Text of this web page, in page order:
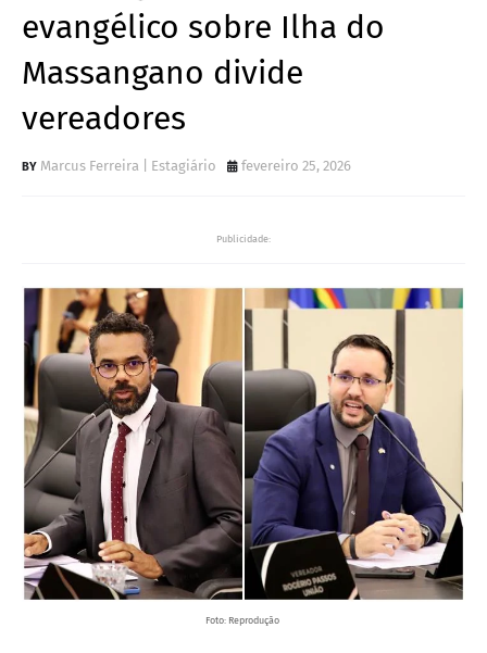
evangélico sobre Ilha do
Massangano divide
vereadores
Marcus Ferreira | Estagiário fevereiro 25, 2026
Publicidade:
Foto: Reprodução